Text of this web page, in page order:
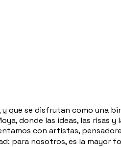
que se disfrutan como una
donde las ideas, las risas
con artistas,
para nosotros, es la mayor